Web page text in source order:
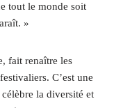
tout le monde soit
»
fait renaître les
C’est une
la diversité et